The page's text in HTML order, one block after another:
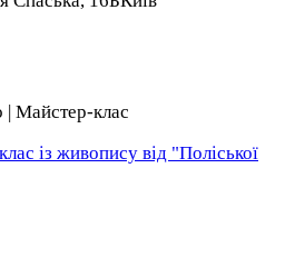
| Майстер-клас
із живопису від "Поліської